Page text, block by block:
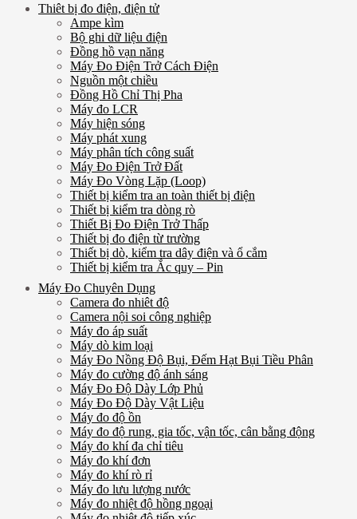
Thiêt bị đo điện, điện tử
Ampe kìm
Bộ ghi dữ liệu điện
Đồng hồ vạn năng
Máy Đo Điện Trở Cách Điện
Nguồn một chiều
Đồng Hồ Chỉ Thị Pha
Máy đo LCR
Máy hiện sóng
Máy phát xung
Máy phân tích công suất
Máy Đo Điện Trở Đất
Máy Đo Vòng Lặp (Loop)
Thiết bị kiểm tra an toàn thiết bị điện
Thiết bị kiểm tra dòng rò
Thiết Bị Đo Điện Trở Thấp
Thiết bị đo điện từ trường
Thiết bị dò, kiểm tra dây điện và ổ cắm
Thiết bị kiểm tra Ắc quy – Pin
Máy Đo Chuyên Dụng
Camera đo nhiêt độ
Camera nội soi công nghiệp
Máy đo áp suất
Máy dò kim loại
Máy Đo Nồng Độ Bụi, Đếm Hạt Bụi Tiều Phân
Máy đo cường độ ánh sáng
Máy Đo Độ Dày Lớp Phủ
Máy Đo Độ Dày Vật Liệu
Máy đo độ ồn
Máy đo độ rung, gia tốc, vận tốc, cân bằng động
Máy đo khí đa chỉ tiêu
Máy đo khí đơn
Máy đo khí rò rỉ
Máy đo lưu lượng nước
Máy đo nhiệt độ hồng ngoại